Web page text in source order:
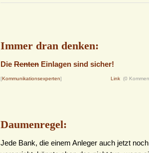
Immer dran denken:
Die Renten Einlagen sind sicher!
[Kommunikationsexperten] Link (0
Daumenregel:
Jede Bank, die einem Anleger auch jetzt